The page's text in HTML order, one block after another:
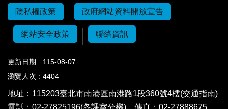
隱私權政策
政府網站資料開放宣告
網站安全政策 聯絡資訊
更新日期
115-08-07
瀏覽人次
4404
地址：115203臺北市南港區南港路1段360號4樓(交通指南)